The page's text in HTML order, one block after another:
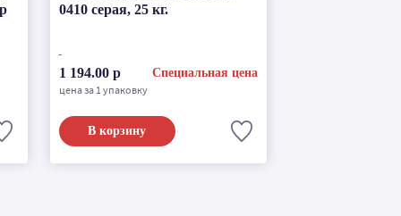
0410 серая, 25 кг.
1 194.00 р
Специальная цена
цена за 1 упаковку
В корзину